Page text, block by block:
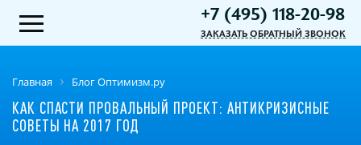
+7 (495) 118-20-98
ЗАКАЗАТЬ ОБРАТНЫЙ ЗВОНОК
Главная Блог Оптимизм.ру
КАК СПАСТИ ПРОВАЛЬНЫЙ ПРОЕКТ: АНТИКРИЗИСНЫЕ
СОВЕТЫ НА 2017 ГОД